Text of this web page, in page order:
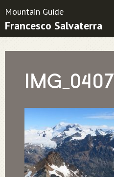
Friends
Mountain Guide
Francesco Salvaterra
IMG_0407